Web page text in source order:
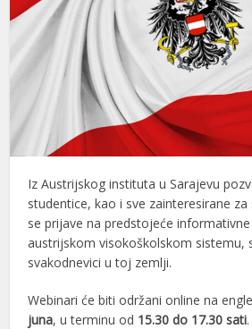
Iz Austrijskog instituta u Sarajevu
studentice, kao i sve zainteresirane
se prijave na predstojeće
austrijskom visokoškolskom sistemu,
svakodnevici u toj zemlji.
Webinari će biti održani online na
juna, u terminu od 15.30 do 17.30 sati.